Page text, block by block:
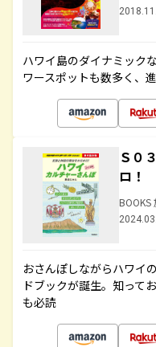
ハワイ島のダイナミック
ワースポットも数多く、
Ｓ０
ロ！
BOOKS
おさんぽしながらハワイ
ドブックが誕生。知って
も必読